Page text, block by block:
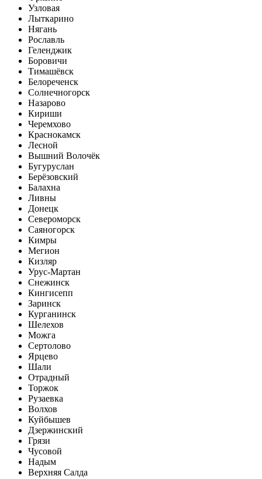
Узловая
Лыткарино
Нягань
Рославль
Геленджик
Боровичи
Тимашёвск
Белореченск
Солнечногорск
Назарово
Кириши
Черемхово
Краснокамск
Лесной
Вышний Волочёк
Бугуруслан
Берёзовский
Балахна
Ливны
Донецк
Североморск
Саяногорск
Кимры
Мегион
Кизляр
Урус-Мартан
Снежинск
Кингисепп
Заринск
Курганинск
Шелехов
Можга
Сертолово
Ярцево
Шали
Отрадный
Торжок
Рузаевка
Волхов
Куйбышев
Дзержинский
Грязи
Чусовой
Надым
Верхняя Салда